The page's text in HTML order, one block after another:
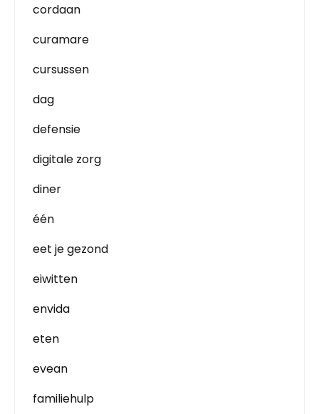
cordaan
curamare
cursussen
dag
defensie
digitale zorg
diner
één
eet je gezond
eiwitten
envida
eten
evean
familiehulp